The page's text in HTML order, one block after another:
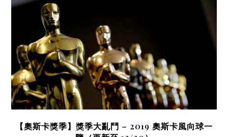
【奧斯卡獎季】獎季大亂鬥 – 2019 奧斯卡風向球一